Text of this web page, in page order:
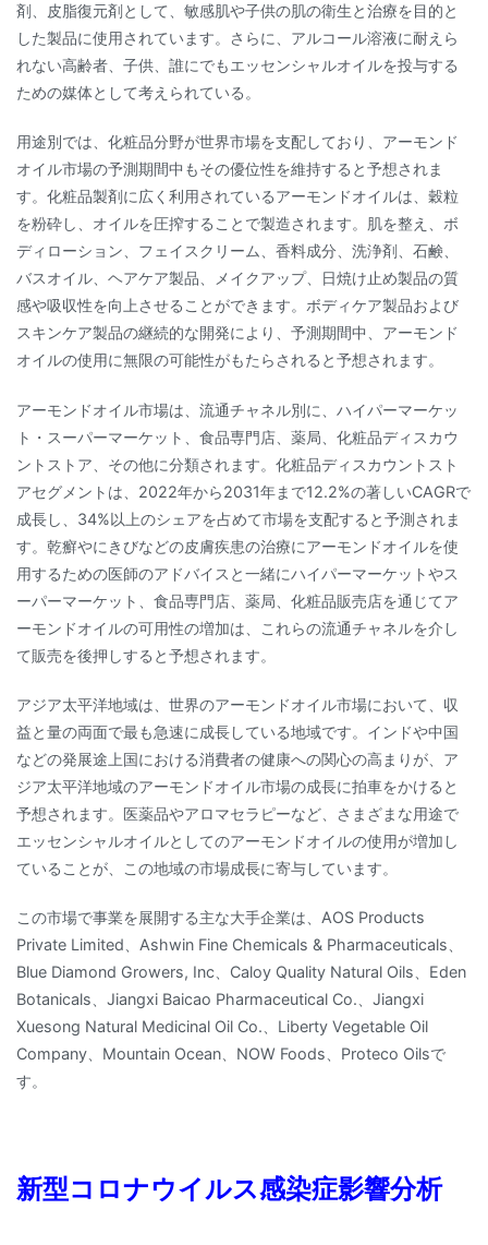
剤、皮脂復元剤として、敏感肌や子供の肌の衛生と治療を目的と
した製品に使用されています。さらに、アルコール溶液に耐えら
れない高齢者、子供、誰にでもエッセンシャルオイルを投与する
ための媒体として考えられている。
用途別では、化粧品分野が世界市場を支配しており、アーモンド
オイル市場の予測期間中もその優位性を維持すると予想されま
す。化粧品製剤に広く利用されているアーモンドオイルは、穀粒
を粉砕し、オイルを圧搾することで製造されます。肌を整え、ボ
ディローション、フェイスクリーム、香料成分、洗浄剤、石鹸、
バスオイル、ヘアケア製品、メイクアップ、日焼け止め製品の質
感や吸収性を向上させることができます。ボディケア製品および
スキンケア製品の継続的な開発により、予測期間中、アーモンド
オイルの使用に無限の可能性がもたらされると予想されます。
アーモンドオイル市場は、流通チャネル別に、ハイパーマーケッ
ト・スーパーマーケット、食品専門店、薬局、化粧品ディスカウ
ントストア、その他に分類されます。化粧品ディスカウントスト
アセグメントは、2022年から2031年まで12.2%の著しいCAGRで
成長し、34%以上のシェアを占めて市場を支配すると予測されま
す。乾癬やにきびなどの皮膚疾患の治療にアーモンドオイルを使
用するための医師のアドバイスと一緒にハイパーマーケットやス
ーパーマーケット、食品専門店、薬局、化粧品販売店を通じてア
ーモンドオイルの可用性の増加は、これらの流通チャネルを介し
て販売を後押しすると予想されます。
アジア太平洋地域は、世界のアーモンドオイル市場において、収
益と量の両面で最も急速に成長している地域です。インドや中国
などの発展途上国における消費者の健康への関心の高まりが、ア
ジア太平洋地域のアーモンドオイル市場の成長に拍車をかけると
予想されます。医薬品やアロマセラピーなど、さまざまな用途で
エッセンシャルオイルとしてのアーモンドオイルの使用が増加し
ていることが、この地域の市場成長に寄与しています。
この市場で事業を展開する主な大手企業は、AOS Products
Private Limited、Ashwin Fine Chemicals & Pharmaceuticals、
Blue Diamond Growers, Inc、Caloy Quality Natural Oils、Eden
Botanicals、Jiangxi Baicao Pharmaceutical Co.、Jiangxi
Xuesong Natural Medicinal Oil Co.、Liberty Vegetable Oil
Company、Mountain Ocean、NOW Foods、Proteco Oilsで
す。
新型コロナウイルス感染症影響分析